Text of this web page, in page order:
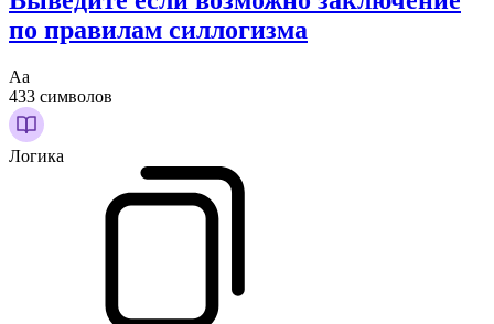
по правилам силлогизма
Аа
433 символов
Логика